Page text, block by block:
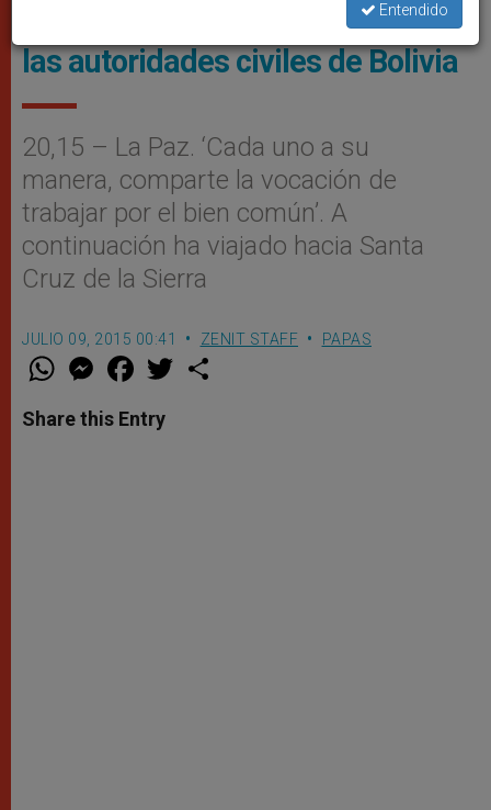
Palabras del Papa Francisco a
las autoridades civiles de Bolivia
20,15 – La Paz. ‘Cada uno a su
manera, comparte la vocación de
trabajar por el bien común’. A
continuación ha viajado hacia Santa
Cruz de la Sierra
JULIO 09, 2015 00:41 ZENIT STAFF PAPAS
W
t
s
M
e
s
e
F
a
e
b
w
Share this Entry
Entendido